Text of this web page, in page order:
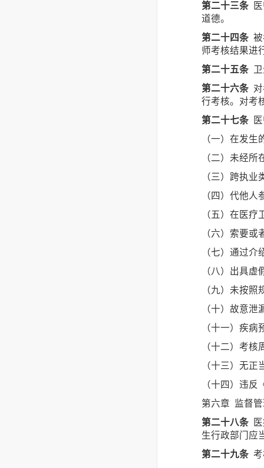
第二十三条
道德。
第二十四条
师考核结果进
第二十五条
第二十六条
行考核。对考
第二十七条
（一）在发
（二）未经
（三）跨执
（四）代他
（五）在医
（六）索要
（七）通过
（八）出具
（九）未按
（十）故意
（十一）疾
（十二）考
（十三）无
（十四）违
第六章 监督
第二十八条
生行政部门应
第二十九条